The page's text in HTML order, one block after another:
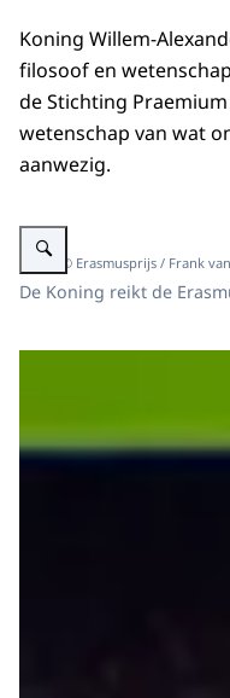
Koning Willem-
filosoof en
de Stichting
wetenschap van wat
aanwezig.
Vergroot afbeelding Koning
Beeld: © Erasmusprijs / Frank
De Koning reikt de